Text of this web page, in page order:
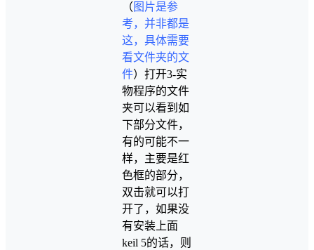
（ 图片是参
考，并非都是
这，具体需要
看文件夹的文
件）打开3-实
物程序的文件
夹可以看到如
下部分文件，
有的可能不一
样，主要是红
色框的部分，
双击就可以打
开了，如果没
有安装上面
keil 5的话，则